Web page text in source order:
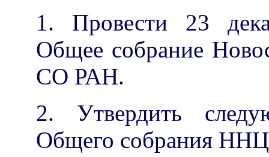
1. Провести 23
Общее собрание
СО РАН.
2. Утвердить
Общего собрания